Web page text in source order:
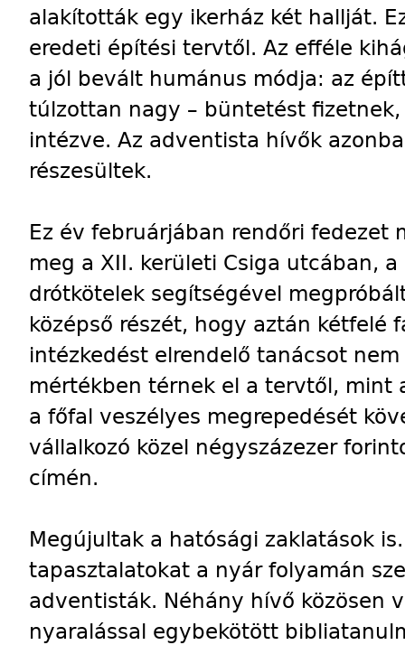
alakították egy ikerház két hallját.
eredeti építési tervtől. Az efféle
a jól bevált humánus módja: az
túlzottan nagy – büntetést fizetnek,
intézve. Az adventista hívők
részesültek.
Ez év februárjában rendőri fedezet
meg a XII. kerületi Csiga utcában,
drótkötelek segítségével
középső részét, hogy aztán kétfelé
intézkedést elrendelő tanácsot
mértékben térnek el a tervtől, mint
a főfal veszélyes megrepedését
vállalkozó közel négyszázezer
címén.
Megújultak a hatósági zaklatások
tapasztalatokat a nyár folyamán
adventisták. Néhány hívő közösen
nyaralással egybekötött